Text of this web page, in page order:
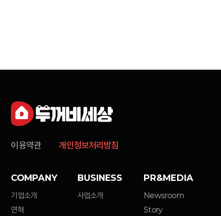
이용약관 개인정보처리방침
COMPANY
기업소개
연혁
BUSINESS
사업소개
PR&MEDIA
Newsroom
Story